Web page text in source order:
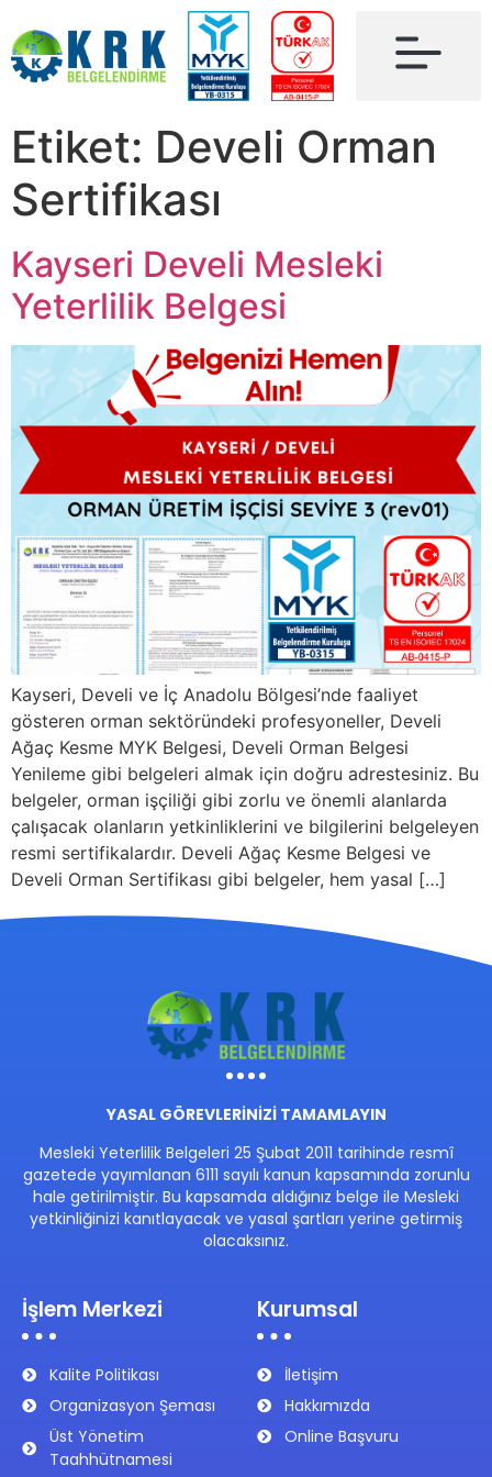
Etiket: Develi Orman
Sertifikası
Kayseri Develi Mesleki
Yeterlilik Belgesi
Kayseri, Develi ve İç Anadolu Bölgesi’nde faaliyet
gösteren orman sektöründeki profesyoneller, Develi
Ağaç Kesme MYK Belgesi, Develi Orman Belgesi
Yenileme gibi belgeleri almak için doğru adrestesiniz. Bu
belgeler, orman işçiliği gibi zorlu ve önemli alanlarda
çalışacak olanların yetkinliklerini ve bilgilerini belgeleyen
resmi sertifikalardır. Develi Ağaç Kesme Belgesi ve
Develi Orman Sertifikası gibi belgeler, hem yasal […]
YASAL GÖREVLERİNİZİ TAMAMLAYIN
Mesleki Yeterlilik Belgeleri 25 Şubat 2011 tarihinde resmî
gazetede yayımlanan 6111 sayılı kanun kapsamında zorunlu
hale getirilmiştir. Bu kapsamda aldığınız belge ile Mesleki
yetkinliğinizi kanıtlayacak ve yasal şartları yerine getirmiş
olacaksınız.
İşlem Merkezi
Kalite Politikası
Organizasyon Şeması
Üst Yönetim
Taahhütnamesi
Kurumsal
İletişim
Hakkımızda
Online Başvuru